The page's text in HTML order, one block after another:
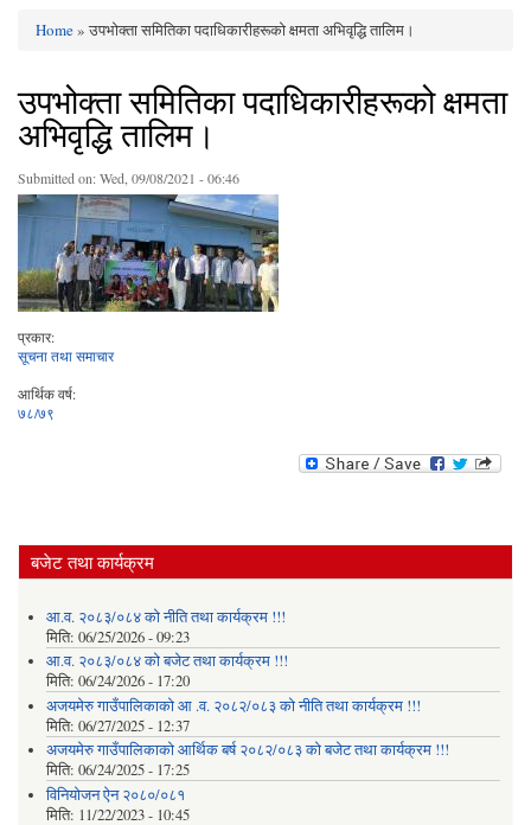
Home» उपभोक्ता समितिका पदाधिकारीहरूको क्षमता अभिवृद्धि तालिम।
उपभोक्ता समितिका पदाधिकारीहरूको क्षमता
अभिवृद्धि तालिम।
Submitted on:Wed, 09/08/2021 - 06:46
प्रकार:
सूचना तथा समाचार
आर्थिक वर्ष:
७८/७९
बजेट तथा कार्यक्रम
आ.व. २०८३/०८४ को नीति तथा कार्यक्रम !!!
मिति: 06/25/2026 - 09:23
आ.व. २०८३/०८४ को बजेट तथा कार्यक्रम !!!
मिति: 06/24/2026 - 17:20
अजयमेरु गाउँपालिकाको आ .व. २०८२/०८३ को नीति तथा कार्यक्रम !!!
मिति: 06/27/2025 - 12:37
अजयमेरु गाउँपालिकाको आर्थिक बर्ष २०८२/०८३ को बजेट तथा कार्यक्रम !!!
मिति: 06/24/2025 - 17:25
विनियोजन ऐन २०८०/०८१
मिति: 11/22/2023 - 10:45